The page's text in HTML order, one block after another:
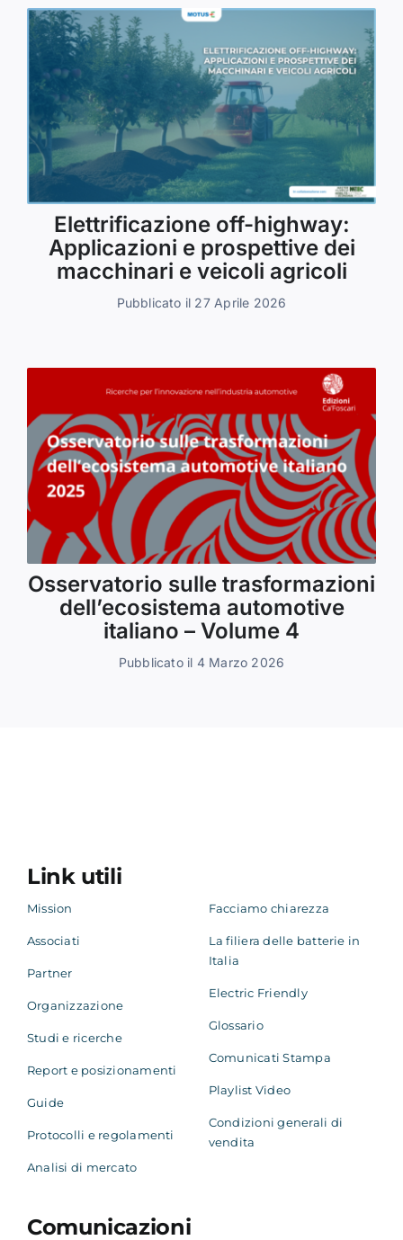
Elettrificazione off-highway:
Applicazioni e prospettive dei
macchinari e veicoli agricoli
Pubblicato il 27 Aprile 2026
Osservatorio sulle trasformazioni
dell’ecosistema automotive
italiano – Volume 4
Pubblicato il 4 Marzo 2026
Link utili
Mission
Associati
Partner
Organizzazione
Studi e ricerche
Report e posizionamenti
Guide
Protocolli e regolamenti
Analisi di mercato
Facciamo chiarezza
La filiera delle batterie in
Italia
Electric Friendly
Glossario
Comunicati Stampa
Playlist Video
Condizioni generali di
vendita
Comunicazioni